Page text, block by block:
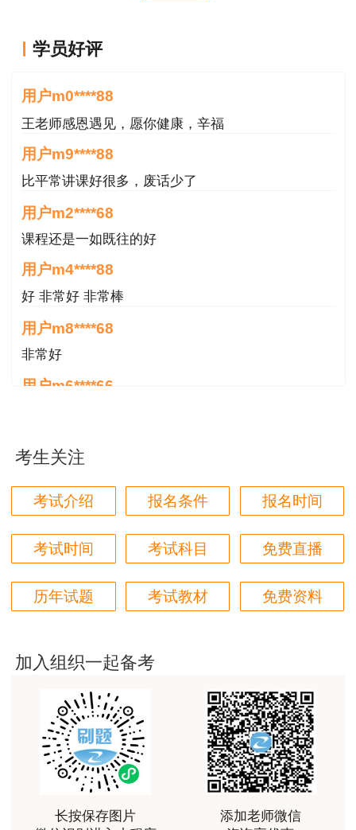
学员好评
用户m0****88
用户m0****88
王老师感恩遇见，愿你健康，辛福
用户m9****88
比平常讲课好很多，废话少了
用户m2****68
课程还是一如既往的好
用户m4****88
好 非常好 非常棒
用户m8****68
非常好
用户m6****66
好
用户m6****66
用户m6****68
陈老师讲得非常好，特别喜欢听他的课
用户m7****66
用户Fa****56
认真听完，自己理解，老师确实讲的很好
用户xj****ra
课程课件设计完美，授课老师讲解通俗易懂
用户m9****88
李娜老师善于理解归纳，生动有趣，学生边学边受到
考生关注
考试介绍 报名条件 报名时间
考试时间 考试科目 免费直播
历年试题 考试教材 免费资料
加入组织一起备考
长按保存图片
添加老师微信